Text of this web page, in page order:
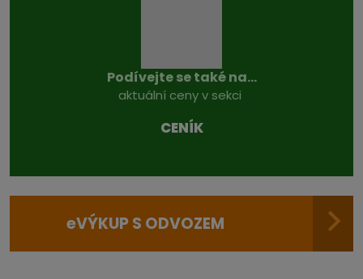
Podívejte se také na...
aktuální ceny v sekci
CENÍK
eVÝKUP S ODVOZEM